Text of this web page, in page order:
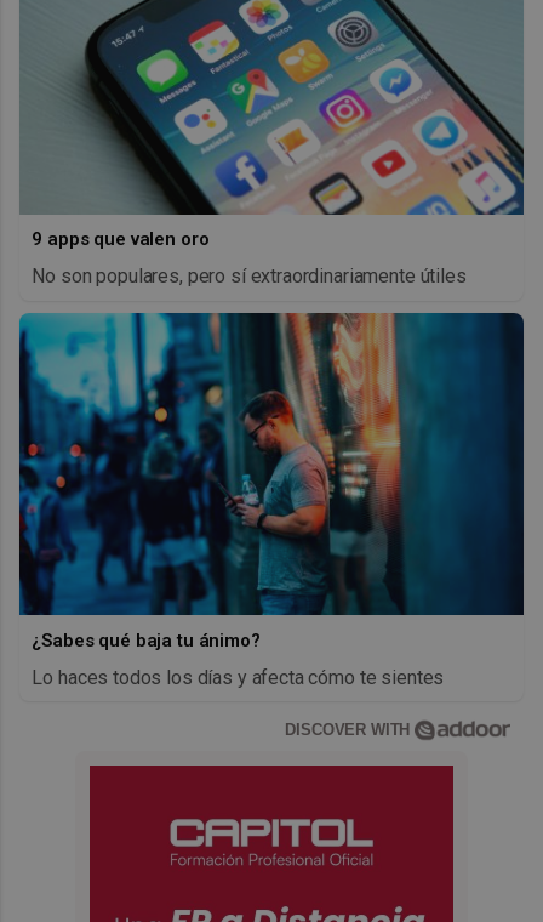
9 apps que valen oro
No son populares, pero sí extraordinariamente útiles
¿Sabes qué baja tu ánimo?
Lo haces todos los días y afecta cómo te sientes
DISCOVER WITH